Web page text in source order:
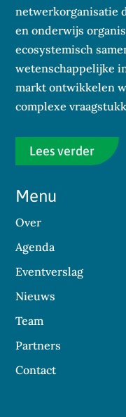
netwerkorganisatie
en onderwijs
ecosystemisch
wetenschappelijke
markt ontwikkelen
complexe
Lees verder
Menu
Over
Agenda
Eventverslag
Nieuws
Team
Partners
Contact